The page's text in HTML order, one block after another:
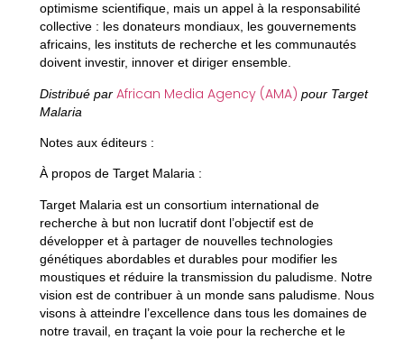
optimisme scientifique, mais un appel à la responsabilité
collective : les donateurs mondiaux, les gouvernements
africains, les instituts de recherche et les communautés
doivent investir, innover et diriger ensemble.
Distribué par African Media Agency (AMA) pour Target
Malaria
Notes aux éditeurs :
À propos de Target Malaria :
Target Malaria est un consortium international de
recherche à but non lucratif dont l’objectif est de
développer et à partager de nouvelles technologies
génétiques abordables et durables pour modifier les
moustiques et réduire la transmission du paludisme. Notre
vision est de contribuer à un monde sans paludisme. Nous
visons à atteindre l’excellence dans tous les domaines de
notre travail, en traçant la voie pour la recherche et le